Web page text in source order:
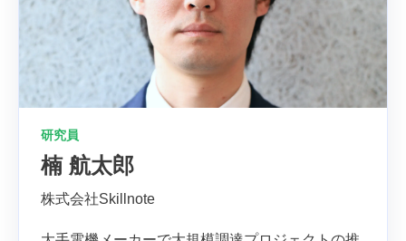
研究員
楠 航太郎
株式会社Skillnote